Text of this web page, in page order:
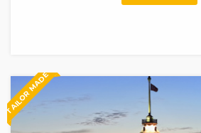
TAILOR MADE